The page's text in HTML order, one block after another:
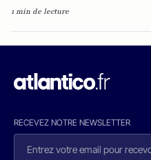
1 min de lecture
RECEVEZ NOTRE NEWSLETTER